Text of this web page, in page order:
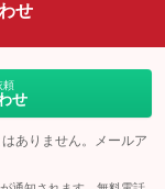
せ
頼
せ
ありません。メールア